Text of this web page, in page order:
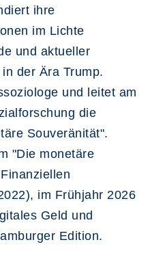
ihre
im Lichte
und aktueller
der Ära Trump.
und leitet am
die
Souveränität".
"Die monetäre
im Frühjahr 2026
Geld und
Edition.